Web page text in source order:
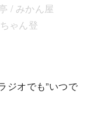
/ みかん屋
ゃん登
ジオでも”いつで